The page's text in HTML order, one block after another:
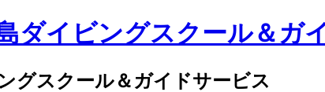
グスクール＆ガイドサービス